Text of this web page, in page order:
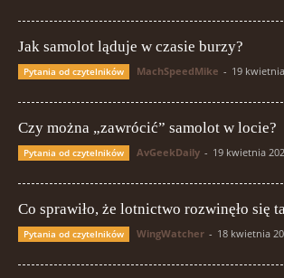
Jak samolot ląduje w czasie burzy?
Pytania od czytelników MachSpeedMike - 19
Czy można „zawrócić” samolot w locie?
Pytania od czytelników AvGeekDaily - 19 kwietnia
Co sprawiło, że lotnictwo rozwinęło się
Pytania od czytelników WingWatcher - 18 kwietnia